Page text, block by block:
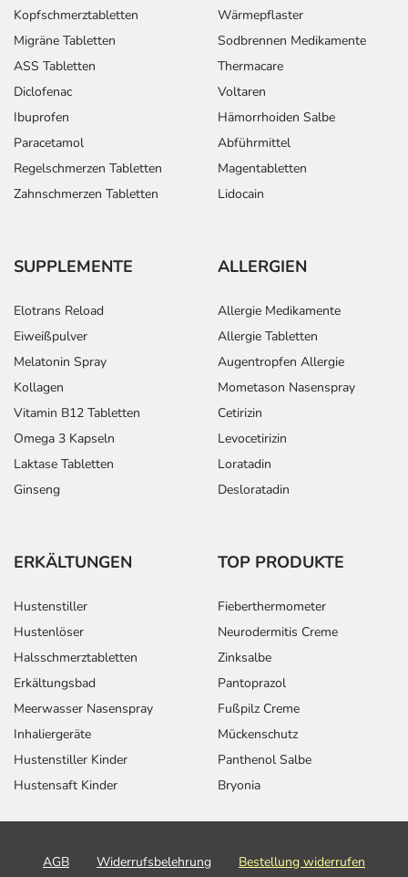
Kopfschmerztabletten
Migräne Tabletten
ASS Tabletten
Diclofenac
Ibuprofen
Paracetamol
Regelschmerzen Tabletten
Zahnschmerzen Tabletten
Wärmepflaster
Sodbrennen Medikamente
Thermacare
Voltaren
Hämorrhoiden Salbe
Abführmittel
Magentabletten
Lidocain
SUPPLEMENTE
Elotrans Reload
Eiweißpulver
Melatonin Spray
Kollagen
Vitamin B12 Tabletten
Omega 3 Kapseln
Laktase Tabletten
Ginseng
ALLERGIEN
Allergie Medikamente
Allergie Tabletten
Augentropfen Allergie
Mometason Nasenspray
Cetirizin
Levocetirizin
Loratadin
Desloratadin
ERKÄLTUNGEN
Hustenstiller
Hustenlöser
Halsschmerztabletten
Erkältungsbad
Meerwasser Nasenspray
Inhaliergeräte
Hustenstiller Kinder
Hustensaft Kinder
TOP PRODUKTE
Fieberthermometer
Neurodermitis Creme
Zinksalbe
Pantoprazol
Fußpilz Creme
Mückenschutz
Panthenol Salbe
Bryonia
AGB Widerrufsbelehrung
Bestellung widerrufen